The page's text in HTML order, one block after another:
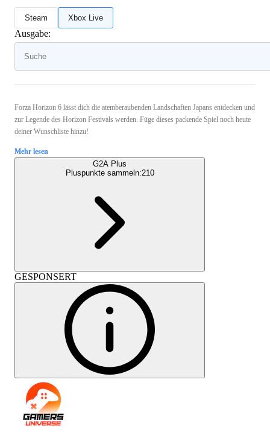
Steam Xbox Live
Ausgabe:
Forza Horizon 6 lässt dich die atemberaubenden Landschaften Japans entdecken und
zur Legende des Horizon Festivals werden. Füge dieses packende Spiel noch heute
deiner Wunschliste hinzu!
Mehr lesen
G2A Plus
Pluspunkte sammeln:210
GESPONSERT